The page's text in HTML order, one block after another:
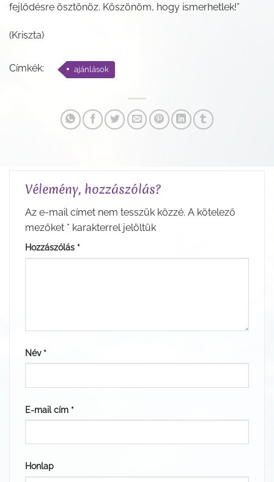
fejlődésre ösztönöz. Köszönöm, hogy ismerhetlek!”
(Kriszta)
Címkék: ajánlások
Vélemény, hozzászólás?
Az e-mail címet nem tesszük közzé. A kötelező
mezőket * karakterrel jelöltük
Hozzászólás *
Név *
E-mail cím *
Honlap